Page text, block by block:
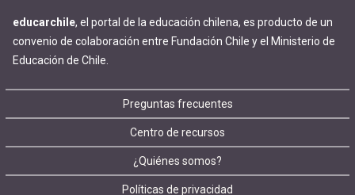
educarchile, el portal de la educación chilena, es producto de un
convenio de colaboración entre Fundación Chile y el Ministerio de
Educación de Chile.
Footer
menu
Preguntas frecuentes
Centro de recursos
¿Quiénes somos?
Políticas de privacidad